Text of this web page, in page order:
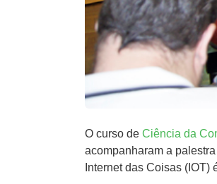
O curso de Ciência da
acompanharam a
Internet das Coisas